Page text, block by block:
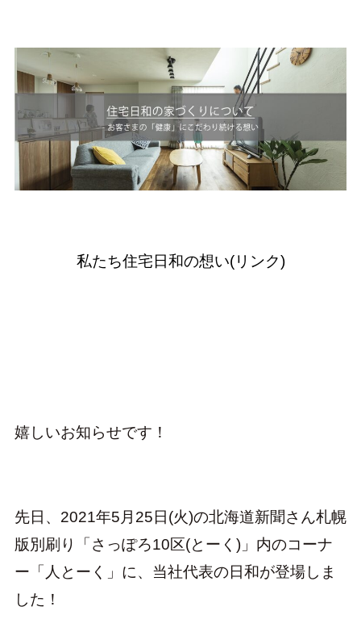
私たち住宅日和の想い(リンク)
嬉しいお知らせです！
先日、2021年5月25日(火)の北海道新聞さん札幌
版別刷り「さっぽろ10区(とーく)」内のコーナ
ー「人とーく」に、当社代表の日和が登場しま
した！